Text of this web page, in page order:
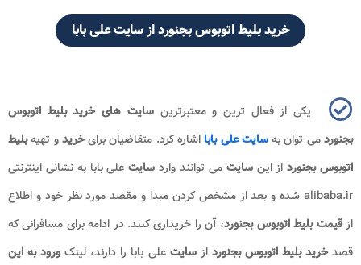
خرید بلیط اتوبوس بجنورداز سایت علی بابا
یکی از فعال ترین و معتبرترینسایت های خرید بلیط اتوبوس
بجنوردمی توان بهسایت علی بابا اشاره کرد. متقاضیان برایخریدو تهیهبلیط
اتوبوس بجنورد از اینسایتمی توانند وارد سایت علی بابا به نشانی اینترنتی
alibaba.ir شده و بعد از مشخص کردن مبدا و مقصد مورد نظر خود و اطلاع
ازقیمت بلیط اتوبوس بجنورد، آن را خریداری کنند. در ادامه برای مسافرانی که
قصدخرید بلیط اتوبوس بجنوردازسایتعلی بابا را دارند، لینک ورود به این